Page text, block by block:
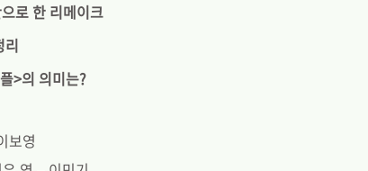
로 한 리메이크
리
>의 의미는?
보영